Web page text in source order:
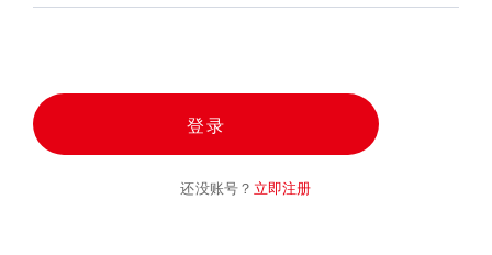
登录
还没账号？ 立即注册